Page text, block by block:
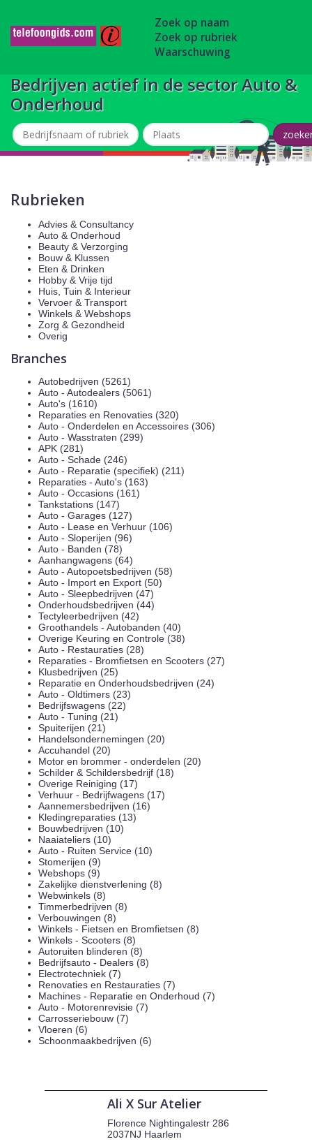
Zoek op naam
Zoek op rubriek
Waarschuwing
Bedrijven actief in de sector Auto &
Onderhoud
Rubrieken
Advies & Consultancy
Auto & Onderhoud
Beauty & Verzorging
Bouw & Klussen
Eten & Drinken
Hobby & Vrije tijd
Huis, Tuin & Interieur
Vervoer & Transport
Winkels & Webshops
Zorg & Gezondheid
Overig
Branches
Autobedrijven (5261)
Auto - Autodealers (5061)
Auto's (1610)
Reparaties en Renovaties (320)
Auto - Onderdelen en Accessoires (306)
Auto - Wasstraten (299)
APK (281)
Auto - Schade (246)
Auto - Reparatie (specifiek) (211)
Reparaties - Auto's (163)
Auto - Occasions (161)
Tankstations (147)
Auto - Garages (127)
Auto - Lease en Verhuur (106)
Auto - Sloperijen (96)
Auto - Banden (78)
Aanhangwagens (64)
Auto - Autopoetsbedrijven (58)
Auto - Import en Export (50)
Auto - Sleepbedrijven (47)
Onderhoudsbedrijven (44)
Tectyleerbedrijven (42)
Groothandels - Autobanden (40)
Overige Keuring en Controle (38)
Auto - Restauraties (28)
Reparaties - Bromfietsen en Scooters (27)
Klusbedrijven (25)
Reparatie en Onderhoudsbedrijven (24)
Auto - Oldtimers (23)
Bedrijfswagens (22)
Auto - Tuning (21)
Spuiterijen (21)
Handelsondernemingen (20)
Accuhandel (20)
Motor en brommer - onderdelen (20)
Schilder & Schildersbedrijf (18)
Overige Reiniging (17)
Verhuur - Bedrijfwagens (17)
Aannemersbedrijven (16)
Kledingreparaties (13)
Bouwbedrijven (10)
Naaiateliers (10)
Auto - Ruiten Service (10)
Stomerijen (9)
Webshops (9)
Zakelijke dienstverlening (8)
Webwinkels (8)
Timmerbedrijven (8)
Verbouwingen (8)
Winkels - Fietsen en Bromfietsen (8)
Winkels - Scooters (8)
Autoruiten blinderen (8)
Bedrijfsauto - Dealers (8)
Electrotechniek (7)
Renovaties en Restauraties (7)
Machines - Reparatie en Onderhoud (7)
Auto - Motorenrevisie (7)
Carrosseriebouw (7)
Vloeren (6)
Schoonmaakbedrijven (6)
Ali X Sur Atelier
Florence Nightingalestr 286
2037NJ Haarlem